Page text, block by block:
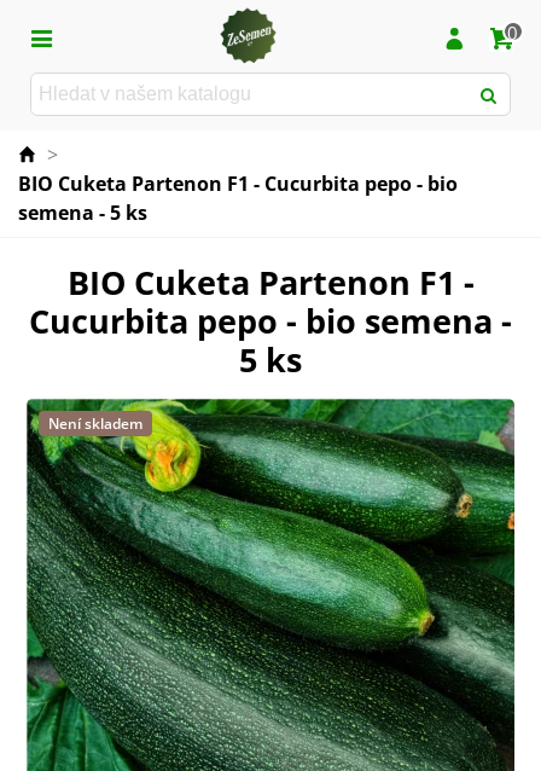
0
>
BIO Cuketa Partenon F1 - Cucurbita pepo - bio
semena - 5 ks
BIO Cuketa Partenon F1 -
Cucurbita pepo - bio semena -
5 ks
Není skladem